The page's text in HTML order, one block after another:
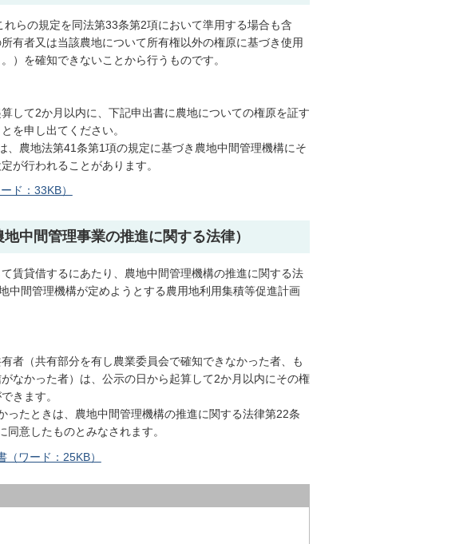
らの規定を同法第33条第2項において準用する場合も含
有者又は当該農地について所有権以外の権原に基づき使用
）を確知できないことから行うものです。
して2か月以内に、下記申出書に農地についての権原を証す
を申し出てください。
農地法第41条第1項の規定に基づき農地中間管理機構にそ
が行われることがあります。
ド：33KB）
中間管理事業の推進に関する法律）
賃貸借するにあたり、農地中間管理機構の推進に関する法
中間管理機構が定めようとする農用地利用集積等促進計画
者（共有部分を有し農業委員会で確知できなかった者、も
なかった者）は、公示の日から起算して2か月以内にその権
きます。
たときは、農地中間管理機構の推進に関する法律第22条
意したものとみなされます。
ワード：25KB）